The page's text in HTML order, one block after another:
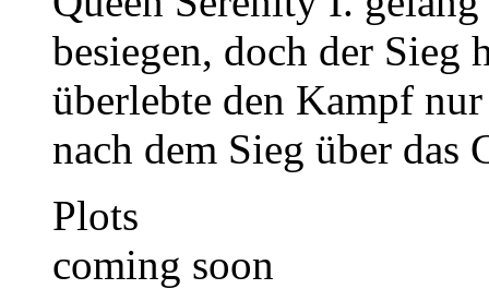
besiegen, doch der Sieg
überlebte den Kampf
nach dem Sieg über das
Plots
coming soon